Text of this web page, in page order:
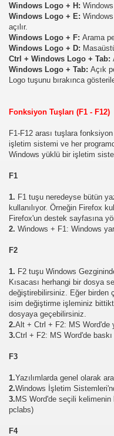
Windows Logo + H:
Windows Logo + E:
açılır.
Windows Logo + F: Arama
Windows Logo + D:
Ctrl + Windows Logo + Tab:
Windows Logo + Tab: Açık
Logo tuşunu bırakınca
Fonksiyon Tuşları (F1 - F12)
F1-F12 arası tuşlara
işletim sistemi ve her
Windows yüklü bir işletim
F1
1. F1 tuşu neredeyse bütün
kullanılıyor. Örneğin Firefox
Firefox'un destek sayfasına
2. Windows + F1: Windows
F2
1. F2 tuşu Windows
Kısacası herhangi bir dosya
değiştirebilirsiniz. Eğer birden
isim değiştirme işleminiz
dosyaya geçebilirsiniz.
2.Alt + Ctrl + F2: MS Word'de
3.Ctrl + F2: MS Word'de
F3
1.Yazılımlarda genel olarak
2.Windows İşletim
3. MS Word'de seçili
pclabs)
F4
Ayırt Edebiliyoruz?